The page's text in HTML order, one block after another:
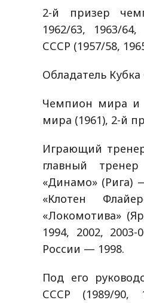
2-й призер
1962/63, 1963/
СССР (1957/58,
Обладатель Кубка
Чемпион мира и
мира (1961), 2-й
Играющий
главный
«Динамо» (Рига)
«Клотен
«Локомотива»
1994, 2002,
России — 1998.
Под его
СССР (1989/90,